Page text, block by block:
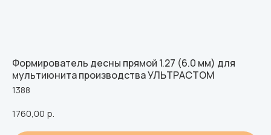
Формирователь десны прямой 1.27 (6.0 мм) для
мультиюнита производства УЛЬТРАСТОМ
1388
1760,00 р.